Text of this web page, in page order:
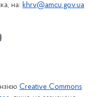
на: khrv@amcu.gov.ua
Creative Commons